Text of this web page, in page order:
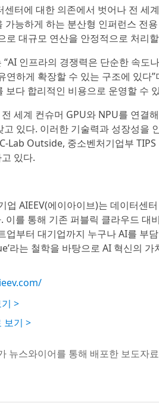
터에 대한 의존에서 벗어나 전 세
능하게 하는 분산형 인퍼런스 전
로 대규모 연산을 안정적으로 처리
인프라의 경쟁력은 단순한 속도
연하게 확장할 수 있는 구조에 있다
보다 합리적인 비용으로 운영할 수
세계 컨슈머 GPU와 NPU를 연결
있다. 이러한 기술력과 성장성을
Lab Outside, 중소벤처기업부
있다.
업 AIEEV(에이아이브)는 데이터센
이를 통해 기존 퍼블릭 클라우드 대
업부터 대기업까지 누구나 AI를 부
라는 철학을 바탕으로 AI 혁신의
>
보기 >
뉴스와이어를 통해 배포한 보도자